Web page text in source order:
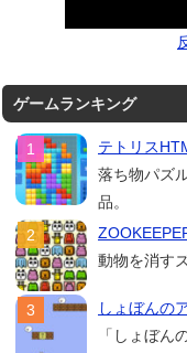
ゲームランキング
テトリス
落ち物パズ
品。
動物を消す
しょぼんの
「しょぼん